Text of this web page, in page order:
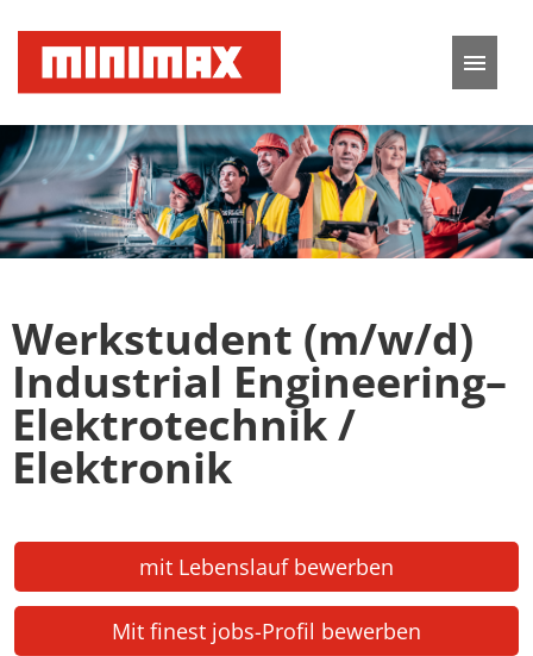
Deutsch Englisch
Stellenangebote
Karriere
FAQ
Werkstudent (m/w/d)
Industrial Engineering–
Elektrotechnik /
Elektronik
mit Lebenslauf bewerben
Mit finest jobs-Profil bewerben